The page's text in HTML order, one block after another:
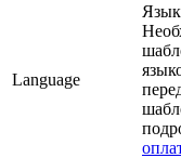
Language